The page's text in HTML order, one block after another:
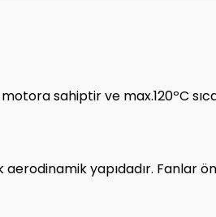
sahiptir ve max.120ºC
yapıdadır. Fanlar